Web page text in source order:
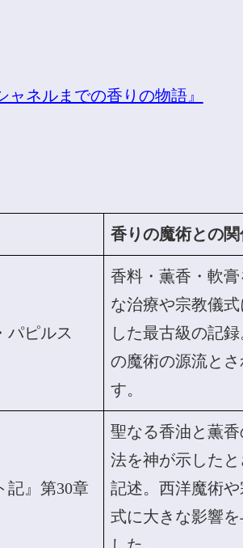
ネルまでの香りの物語』
香りの魔術との関
パピルス
香料・薫香・軟
な治療や宗教儀式
した最古級の記録
の魔術の源流とさ
す。
記』第30章
聖なる香油と薫
法を神が示したと
記述。西洋魔術
式に大きな影響を